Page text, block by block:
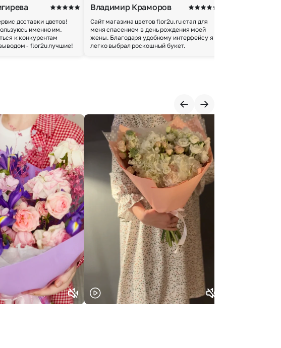
доставки цветов!
именно им.
к конкурентам
- flor2u лучшие!
Владимир Краморов
Сайт магазина цветов flor2u.ru стал для
меня спасением в день рождения моей
жены. Благодаря удобному интерфейсу я
легко выбрал роскошный букет.